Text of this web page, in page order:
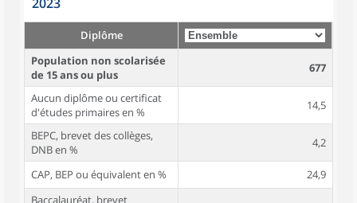
Diplôme
Population non scolarisée
de 15 ans ou plus
677
Aucun diplôme ou certificat
d'études primaires en %
14,5
BEPC, brevet des collèges,
DNB en %
4,2
CAP, BEP ou équivalent en %
24,9
Baccalauréat, brevet